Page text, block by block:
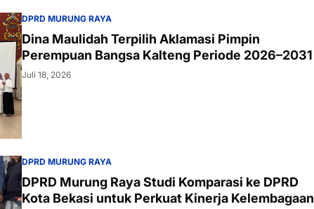
DPRD MURUNG RAYA
Dina Maulidah Terpilih Aklamasi Pimpin
Perempuan Bangsa Kalteng Periode 2026–2031
Juli 18, 2026
DPRD MURUNG RAYA
DPRD Murung Raya Studi Komparasi ke DPRD
Kota Bekasi untuk Perkuat Kinerja Kelembagaan